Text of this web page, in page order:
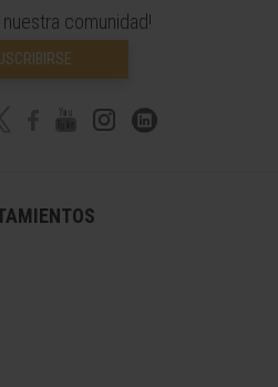
nuestra comunidad!